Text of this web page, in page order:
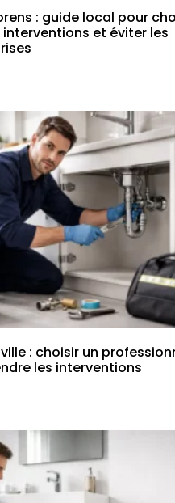
: guide local pour
et éviter les
: choisir un
les interventions